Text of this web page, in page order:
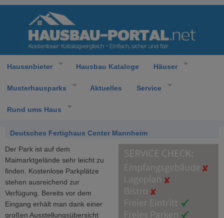
Hausanbieter Hausbau Kataloge Häuser
Musterhausparks Aktuelles Service
Rund ums Haus
Deutsches Fertighaus Center Mannheim
Der Park ist auf dem
Maimarktgelände sehr leicht zu
finden. Kostenlose Parkplätze
stehen ausreichend zur
Verfügung. Bereits vor dem
Eingang erhält man dank einer
großen Ausstellungsübersicht